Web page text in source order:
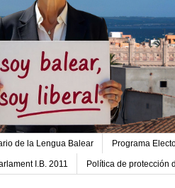
de la Lengua Balear Programa
I.B. 2011 Política de protección